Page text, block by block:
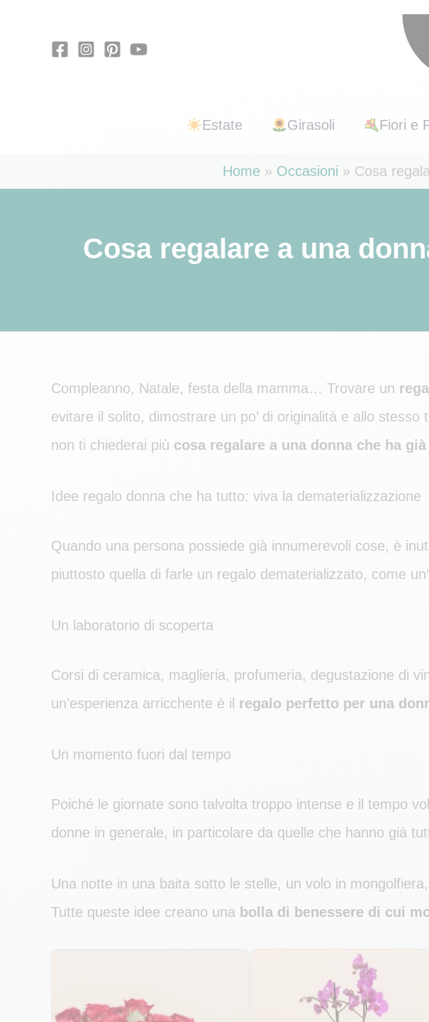
Estate Girasoli Fiori e
Home Occasioni Cosa
Cosa regalare a una
Compleanno, Natale, festa della mamma… Trovare un
evitare il solito, dimostrare un po’ di originalità e allo
non ti chiederai più cosa regalare a una donna che ha
Idee regalo donna che ha tutto: viva la dematerializzazione
Quando una persona possiede già innumerevoli cose, è
piuttosto quella di farle un regalo dematerializzato, come
Un laboratorio di scoperta
Corsi di ceramica, maglieria, profumeria, degustazione di
un’esperienza arricchente è il regalo perfetto per una
Un momento fuori dal tempo
Poiché le giornate sono talvolta troppo intense e il tempo
donne in generale, in particolare da quelle che hanno già
Una notte in una baita sotto le stelle, un volo in
Tutte queste idee creano una bolla di benessere di cui